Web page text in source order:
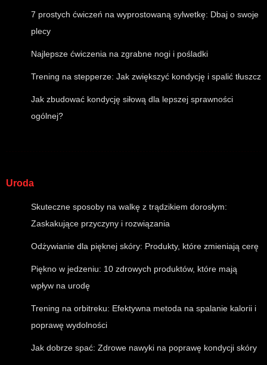
7 prostych ćwiczeń na wyprostowaną sylwetkę: Dbaj o swoje
plecy
Najlepsze ćwiczenia na zgrabne nogi i pośladki
Trening na stepperze: Jak zwiększyć kondycję i spalić tłuszcz
Jak zbudować kondycję siłową dla lepszej sprawności
ogólnej?
Uroda
Skuteczne sposoby na walkę z trądzikiem dorosłym:
Zaskakujące przyczyny i rozwiązania
Odżywianie dla pięknej skóry: Produkty, które zmieniają cerę
Piękno w jedzeniu: 10 zdrowych produktów, które mają
wpływ na urodę
Trening na orbitreku: Efektywna metoda na spalanie kalorii i
poprawę wydolności
Jak dobrze spać: Zdrowe nawyki na poprawę kondycji skóry